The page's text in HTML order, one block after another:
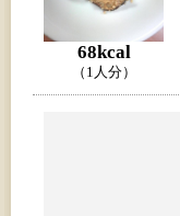
68kcal
（1人分）